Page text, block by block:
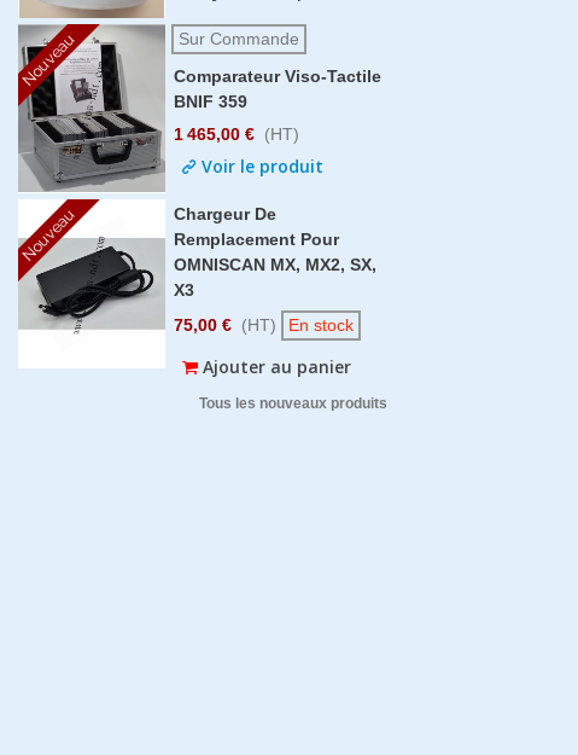
Nouveau
Sur Commande
Comparateur Viso-Tactile
BNIF 359
1 465,00 € (HT)
Voir le produit
Nouveau
Chargeur De
Remplacement Pour
OMNISCAN MX, MX2, SX,
X3
75,00 € (HT) En stock
Ajouter au panier
Tous les nouveaux produits